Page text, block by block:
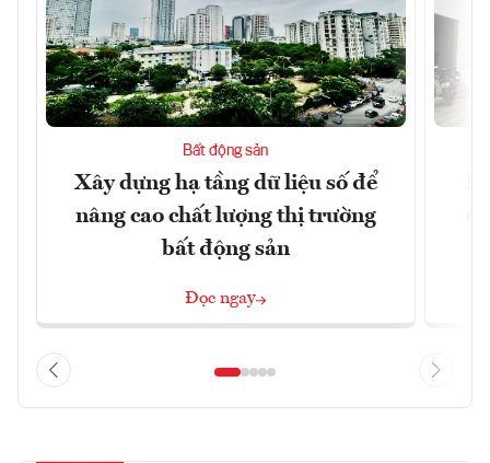
Bất động sản
Xây dựng hạ tầng dữ liệu số để
nâng cao chất lượng thị trường
bất động sản
Đọc ngay